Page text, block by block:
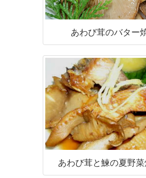
あわび茸のバター
あわび茸と鰊の夏野